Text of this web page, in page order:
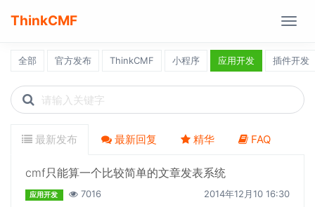
ThinkCMF
全部 官方发布 ThinkCMF 小程序 应用开发 插件开发
Search
icons
最新发布 最新回复 精华 FAQ
cmf只能算一个比较简单的文章发表系统
应用开发 7016 2014年12月10 16:30